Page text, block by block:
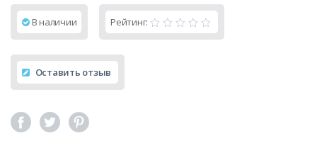
В наличии Рейтинг:
Оставить отзыв